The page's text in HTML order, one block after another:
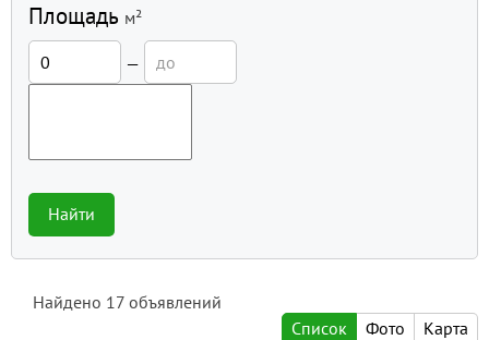
Площадь м²
—
Найти
Найдено 17 объявлений
Список
Фото Карта